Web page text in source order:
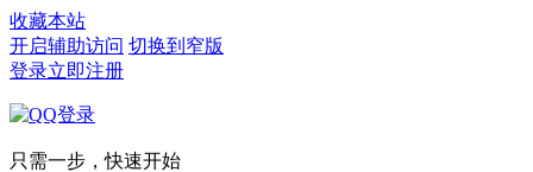
收藏本站
开启辅助访问 切换到窄版
登录立即注册
只需一步，快速开始